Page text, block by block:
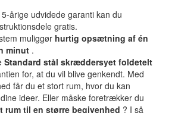
årige udvidede garanti kan du
gratis.
muliggør hurtig opsætning af én
minut .
Standard stål skræddersyet foldetelt
for, at du vil blive genkendt. Med
får du et stort rum, hvor du kan
ideer. Eller måske foretrækker du
rum til en større begivenhed ? I så